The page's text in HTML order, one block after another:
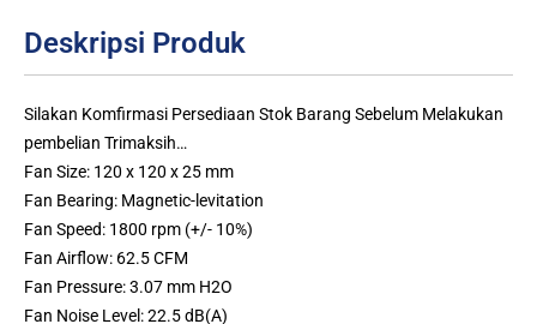
Deskripsi Produk
Silakan Komfirmasi Persediaan Stok Barang Sebelum Melakukan
pembelian Trimaksih…
Fan Size: 120 x 120 x 25 mm
Fan Bearing: Magnetic-levitation
Fan Speed: 1800 rpm (+/- 10%)
Fan Airflow: 62.5 CFM
Fan Pressure: 3.07 mm H2O
Fan Noise Level: 22.5 dB(A)